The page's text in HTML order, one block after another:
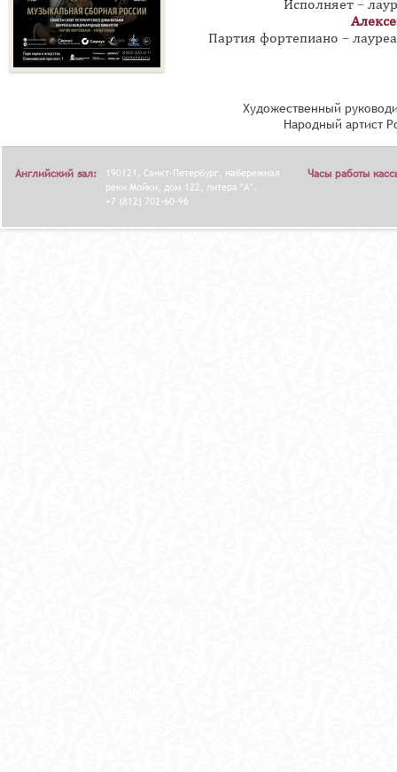
Исполняет –
Партия фортепиано –
Художественный
Народный артист
Английский зал:
190121, Санкт-Петербург, набережная
реки Мойки, дом 122, литера "А".
+7 (812) 702-60-96
Часы работы